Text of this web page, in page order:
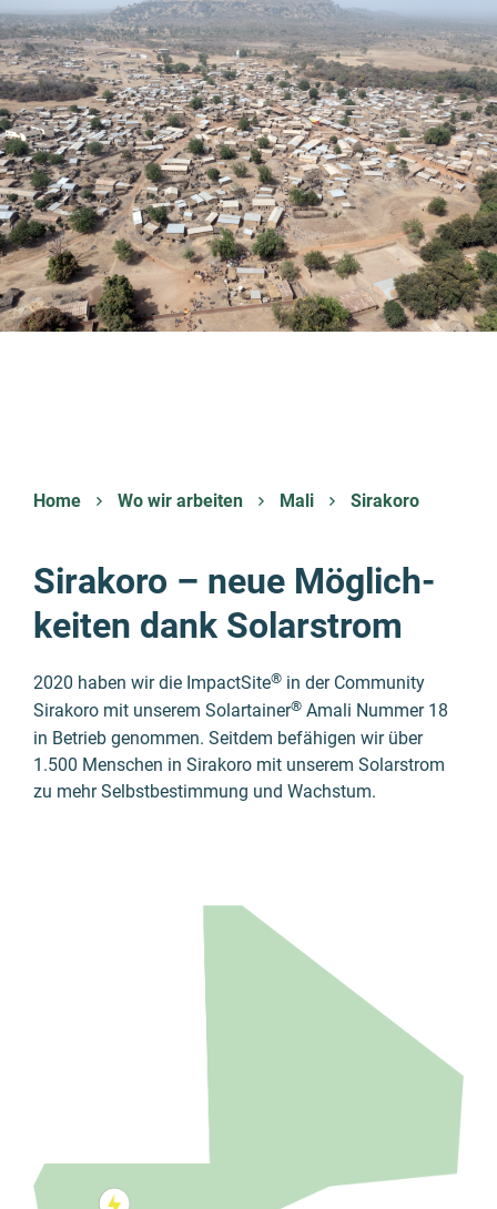
Home Wo wir arbeiten Mali Sirakoro
Sirakoro – neue Möglich­
keiten dank Solar­strom
2020 haben wir die ImpactSite® in der Community
Sirakoro mit unserem Solartainer® Amali Nummer 18
in Betrieb genommen. Seitdem befähigen wir über
1.500 Menschen in Sirakoro mit unserem Solarstrom
zu mehr Selbstbestimmung und Wachstum.